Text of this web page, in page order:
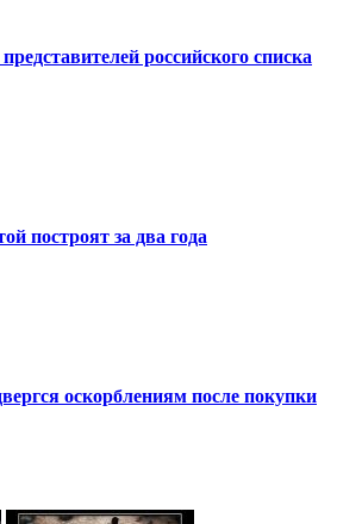
российского списка
построят за два года
оскорблениям после покупки